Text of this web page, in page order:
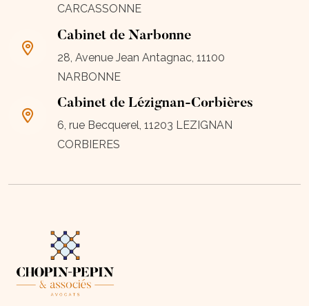
CARCASSONNE
Cabinet de Narbonne
28, Avenue Jean Antagnac, 11100
NARBONNE
Cabinet de Lézignan-Corbières
6, rue Becquerel, 11203 LEZIGNAN
CORBIERES